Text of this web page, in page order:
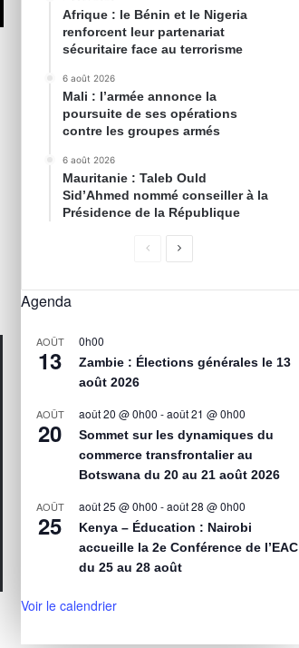
Afrique : le Bénin et le Nigeria
renforcent leur partenariat
sécuritaire face au terrorisme
6 août 2026
Mali : l’armée annonce la
poursuite de ses opérations
contre les groupes armés
6 août 2026
Mauritanie : Taleb Ould
Sid’Ahmed nommé conseiller à la
Présidence de la République
Agenda
AOÛT
13
0h00
Zambie : Élections générales le 13
août 2026
AOÛT
20
août 20 @ 0h00 -août 21 @ 0h00
Sommet sur les dynamiques du
commerce transfrontalier au
Botswana du 20 au 21 août 2026
AOÛT
25
août 25 @ 0h00 -août 28 @ 0h00
Kenya – Éducation : Nairobi
accueille la 2e Conférence de l’EAC
du 25 au 28 août
Voir le calendrier